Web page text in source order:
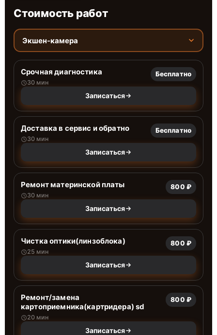
Стоимость работ
Экшен-камера
Срочная диагностика
30 мин
Бесплатно
Записаться
Доставка в сервис и обратно
30 мин
Бесплатно
Записаться
Ремонт материнской платы
30 мин
800 ₽
Записаться
Чистка оптики(линзоблока)
25 мин
800 ₽
Записаться
Ремонт/замена
картоприемника(картридера) sd
20 мин
800 ₽
Записаться